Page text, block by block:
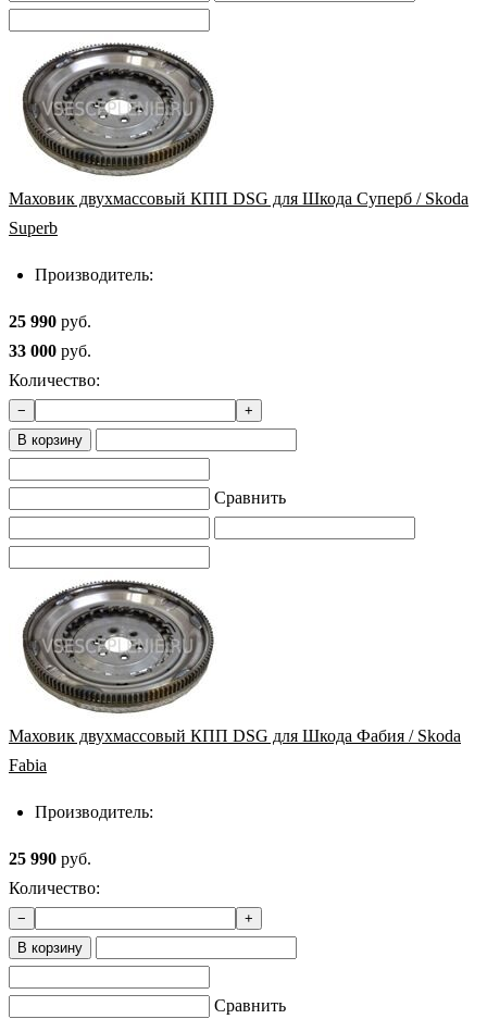
Маховик двухмассовый КПП DSG для Шкода Суперб / Skoda
Superb
Производитель:
25 990 руб.
33 000 руб.
Количество:
−
+
В корзину
Сравнить
Маховик двухмассовый КПП DSG для Шкода Фабия / Skoda
Fabia
Производитель:
25 990 руб.
Количество:
−
+
В корзину
Сравнить